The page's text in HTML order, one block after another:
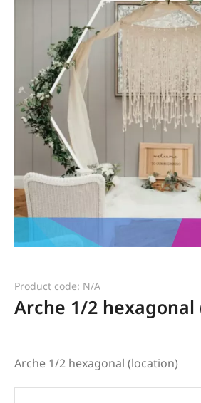
Product code: N/A
Arche 1/2 hexagonal
Arche 1/2 hexagonal (location)